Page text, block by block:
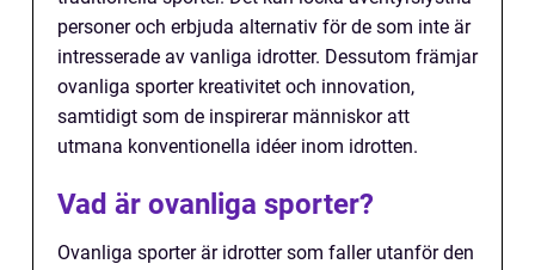
personer och erbjuda alternativ för de som inte är
intresserade av vanliga idrotter. Dessutom främjar
ovanliga sporter kreativitet och innovation,
samtidigt som de inspirerar människor att
utmana konventionella idéer inom idrotten.
Vad är ovanliga sporter?
Ovanliga sporter är idrotter som faller utanför den